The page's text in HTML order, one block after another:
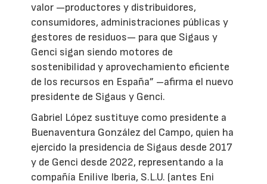
valor —productores y distribuidores,
consumidores, administraciones públicas y
gestores de residuos— para que Sigaus y
Genci sigan siendo motores de
sostenibilidad y aprovechamiento eficiente
de los recursos en España” –afirma el nuevo
presidente de Sigaus y Genci.
Gabriel López sustituye como presidente a
Buenaventura González del Campo, quien ha
ejercido la presidencia de Sigaus desde 2017
y de Genci desde 2022, representando a la
compañía Enilive Iberia, S.L.U. (antes Eni